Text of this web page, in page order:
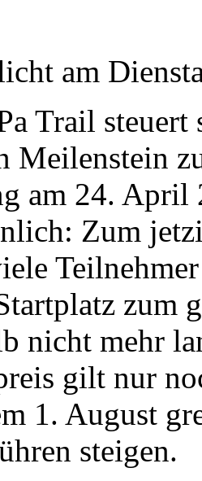
am
Trail
Meilenstein
am 24.
Zum
zum
nicht mehr
gilt nur
1. August
steigen.